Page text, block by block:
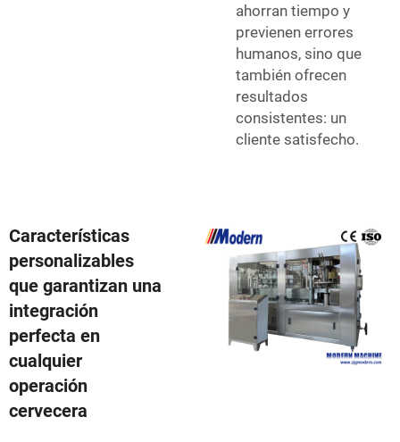
ahorran tiempo y
previenen errores
humanos, sino que
también ofrecen
resultados
consistentes: un
cliente satisfecho.
Características
personalizables
que garantizan una
integración
perfecta en
cualquier
operación
cervecera